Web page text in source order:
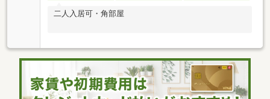
二人入居可・角部屋